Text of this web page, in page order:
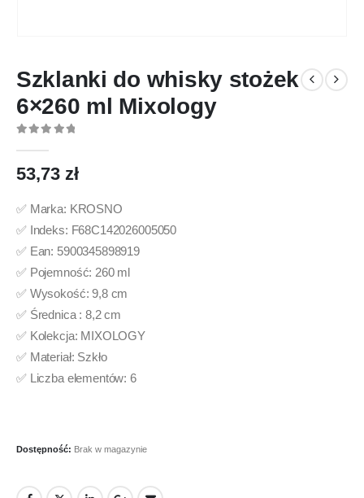
Szklanki do whisky stożek
6×260 ml Mixology
53,73 zł
✅ Marka: KROSNO
✅ Indeks: F68C142026005050
✅ Ean: 5900345898919
✅ Pojemność: 260 ml
✅ Wysokość: 9,8 cm
✅ Średnica : 8,2 cm
✅ Kolekcja: MIXOLOGY
✅ Materiał: Szkło
✅ Liczba elementów: 6
Dostępność: Brak w magazynie